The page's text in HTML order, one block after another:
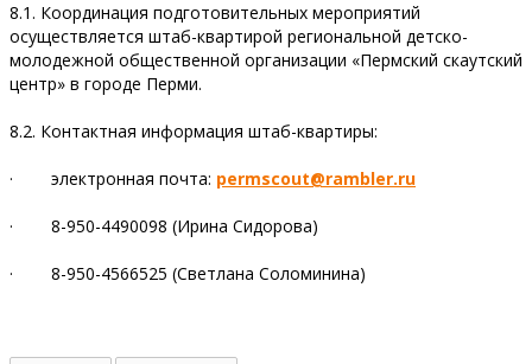
8.1. Координация подготовительных мероприятий
осуществляется штаб-квартирой региональной детско-
молодежной общественной организации «Пермский скаутский
центр» в городе Перми.
8.2. Контактная информация штаб-квартиры:
· электронная почта: permscout@rambler.ru
· 8-950-4490098 (Ирина Сидорова)
· 8-950-4566525 (Светлана Соломинина)